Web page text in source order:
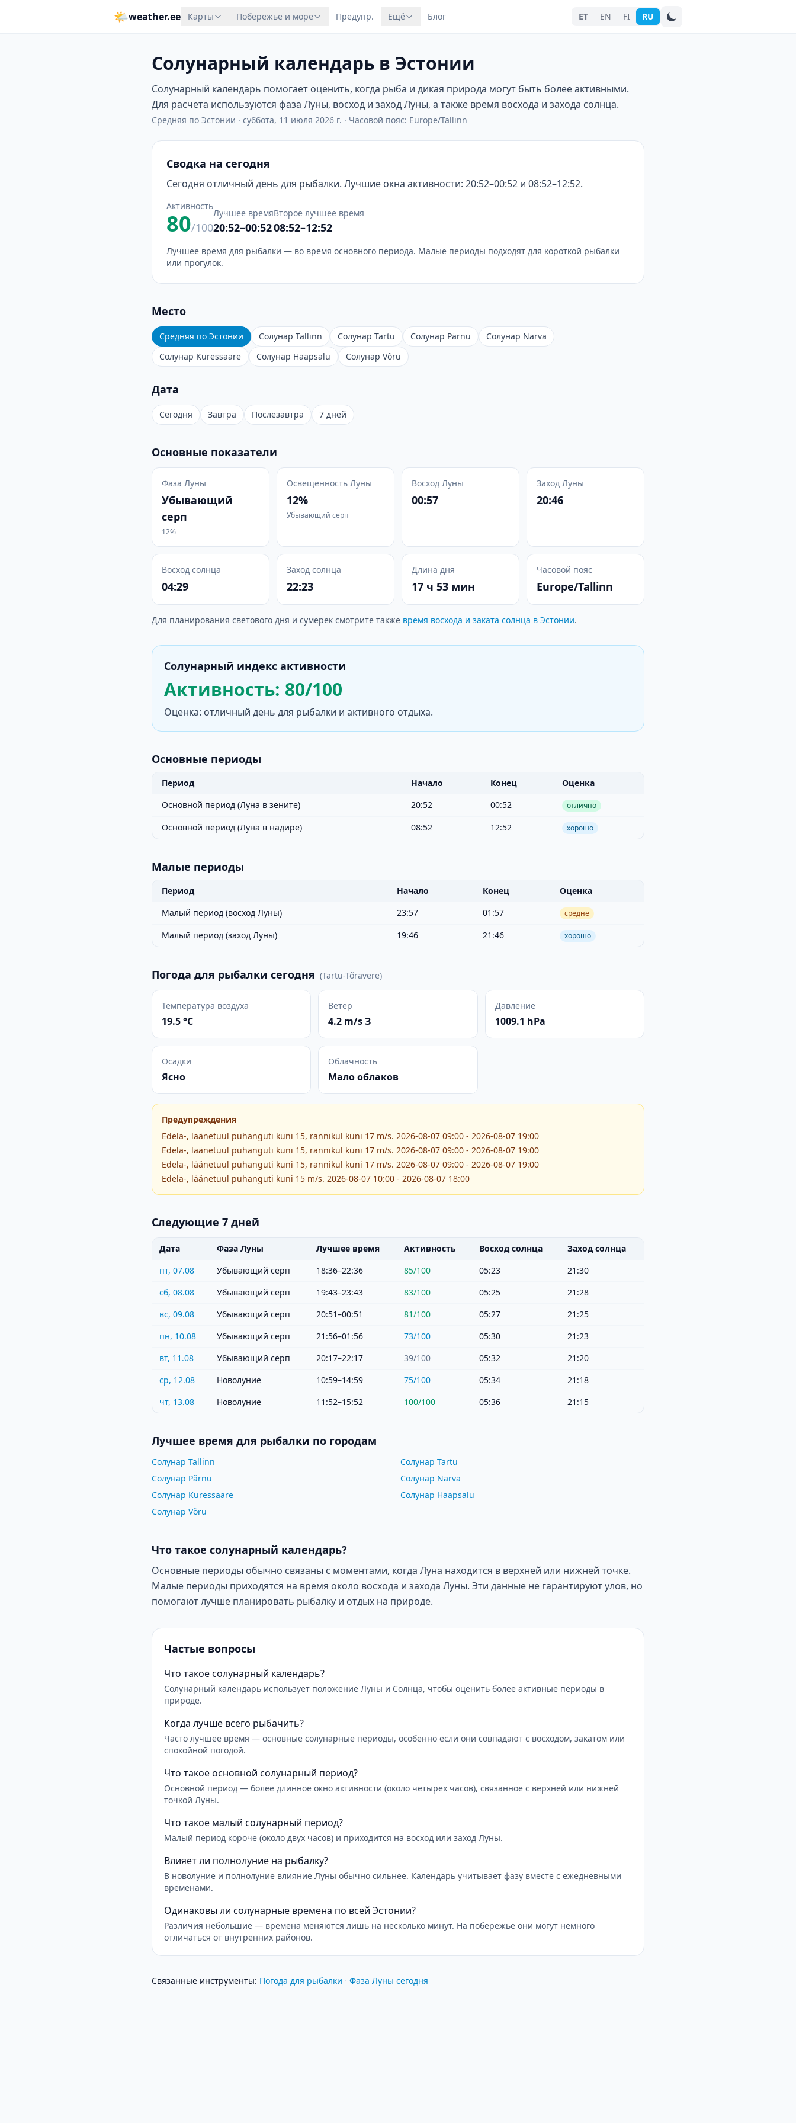
🌤weather.ee Карты Побережье и море Предупр. Ещё Блог Поиск города
ET EN FI RU
Солунарный календарь в Эстонии
Солунарный календарь помогает оценить, когда рыба и дикая природа могут быть более активными.
Для расчета используются фаза Луны, восход и заход Луны, а также время восхода и захода солнца.
Средняя по Эстонии · суббота, 11 июля 2026 г. · Часовой пояс: Europe/Tallinn
Сводка на сегодня
Сегодня отличный день для рыбалки. Лучшие окна активности: 20:52–00:52 и 08:52–12:52.
Активность
80/100
Лучшее время
20:52–00:52
Второе лучшее время
08:52–12:52
Лучшее время для рыбалки — во время основного периода. Малые периоды подходят для короткой рыбалки
или прогулок.
Место
Средняя по Эстонии Солунар Tallinn Солунар Tartu Солунар Pärnu
Солунар Narva
Солунар Kuressaare
Солунар Haapsalu Солунар Võru
Дата
Сегодня Завтра Послезавтра 7 дней
Основные показатели
Фаза Луны
Убывающий
серп
12%
Освещенность Луны
12%
Убывающий серп
Восход Луны
00:57
Заход Луны
20:46
Восход солнца
04:29
Заход солнца
22:23
Длина дня
17 ч 53 мин
Часовой пояс
Europe/Tallinn
Для планирования светового дня и сумерек смотрите также время восхода и заката солнца в Эстонии.
Солунарный индекс активности
Активность: 80/100
Оценка: отличный день для рыбалки и активного отдыха.
Основные периоды
Период Начало Конец
Оценка
Основной период (Луна в зените)
20:52 00:52 отлично
Основной период (Луна в надире) 08:52 12:52 хорошо
Малые периоды
Период Начало Конец
Оценка
Малый период (восход Луны)
23:57 01:57 средне
Малый период (заход Луны) 19:46 21:46 хорошо
Погода для рыбалки сегодня (Tartu-Tõravere)
Температура воздуха
19.5 °C
Ветер
4.2 m/s З
Давление
1009.1 hPa
Осадки
Ясно
Облачность
Мало облаков
Предупреждения
Edela-, läänetuul puhanguti kuni 15, rannikul kuni 17 m/s. 2026-08-07 09:00 - 2026-08-07 19:00
Edela-, läänetuul puhanguti kuni 15, rannikul kuni 17 m/s. 2026-08-07 09:00 - 2026-08-07 19:00
Edela-, läänetuul puhanguti kuni 15, rannikul kuni 17 m/s. 2026-08-07 09:00 - 2026-08-07 19:00
Edela-, läänetuul puhanguti kuni 15 m/s. 2026-08-07 10:00 - 2026-08-07 18:00
Следующие 7 дней
Дата Фаза Луны Лучшее время Активность Восход солнца
Заход солнца
пт, 07.08
Убывающий серп 18:36–22:36 85/100 05:23
21:30
сб, 08.08
Убывающий серп 19:43–23:43 83/100 05:25
21:28
вс, 09.08
Убывающий серп 20:51–00:51 81/100 05:27
21:25
пн, 10.08
Убывающий серп 21:56–01:56 73/100 05:30
21:23
вт, 11.08
Убывающий серп 20:17–22:17 39/100 05:32
21:20
ср, 12.08
Новолуние 10:59–14:59 75/100 05:34
21:18
чт, 13.08
Новолуние 11:52–15:52 100/100 05:36 21:15
Лучшее время для рыбалки по городам
Солунар Tallinn
Солунар Tartu
Солунар Pärnu
Солунар Narva
Солунар Kuressaare
Солунар Haapsalu
Солунар Võru
Что такое солунарный календарь?
Основные периоды обычно связаны с моментами, когда Луна находится в верхней или нижней точке.
Малые периоды приходятся на время около восхода и захода Луны. Эти данные не гарантируют улов, но
помогают лучше планировать рыбалку и отдых на природе.
Частые вопросы
Что такое солунарный календарь?
Солунарный календарь использует положение Луны и Солнца, чтобы оценить более активные периоды в
природе.
Когда лучше всего рыбачить?
Часто лучшее время — основные солунарные периоды, особенно если они совпадают с восходом, закатом или
спокойной погодой.
Что такое основной солунарный период?
Основной период — более длинное окно активности (около четырех часов), связанное с верхней или нижней
точкой Луны.
Что такое малый солунарный период?
Малый период короче (около двух часов) и приходится на восход или заход Луны.
Влияет ли полнолуние на рыбалку?
В новолуние и полнолуние влияние Луны обычно сильнее. Календарь учитывает фазу вместе с ежедневными
временами.
Одинаковы ли солунарные времена по всей Эстонии?
Различия небольшие — времена меняются лишь на несколько минут. На побережье они могут немного
отличаться от внутренних районов.
Связанные инструменты: Погода для рыбалки · Фаза Луны сегодня